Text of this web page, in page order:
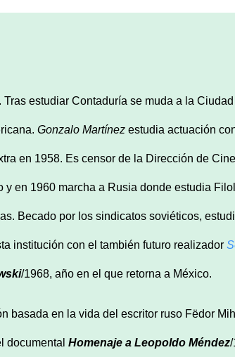
estudiar Contaduría se muda a la
Gonzalo Martínez estudia actuación
en 1958. Es censor de la Dirección de
en 1960 marcha a Rusia donde estudia
Becado por los sindicatos soviéticos,
institución con el también futuro realizador
/1968, año en el que retorna a México.
basada en la vida del escritor ruso Fëdor
documental Homenaje a Leopoldo Méndez/